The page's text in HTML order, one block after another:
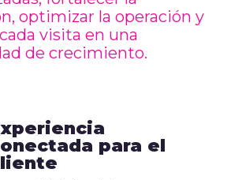
optimizar la operación y
visita en una
de crecimiento.
para el